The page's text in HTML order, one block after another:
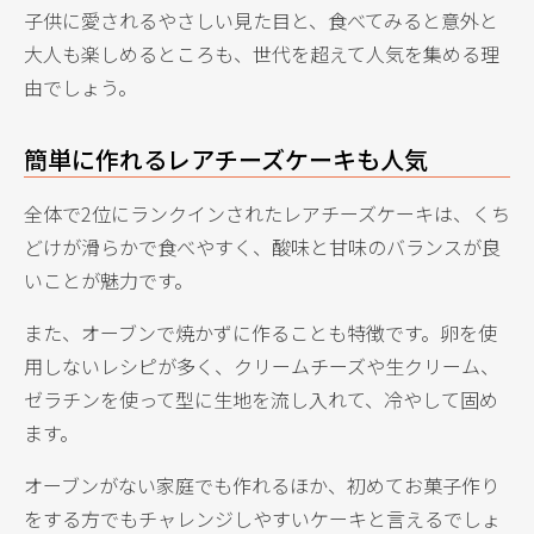
子供に愛されるやさしい見た目と、食べてみると意外と
大人も楽しめるところも、世代を超えて人気を集める理
由でしょう。
簡単に作れるレアチーズケーキも人気
全体で2位にランクインされたレアチーズケーキは、くち
どけが滑らかで食べやすく、酸味と甘味のバランスが良
いことが魅力です。
また、オーブンで焼かずに作ることも特徴です。卵を使
用しないレシピが多く、クリームチーズや生クリーム、
ゼラチンを使って型に生地を流し入れて、冷やして固め
ます。
オーブンがない家庭でも作れるほか、初めてお菓子作り
をする方でもチャレンジしやすいケーキと言えるでしょ